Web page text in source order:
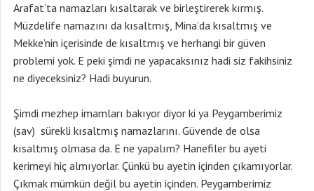
Arafat’ta namazları kısaltarak ve birleştirerek kırmış.
Müzdelife namazını da kısaltmış, Mina’da kısaltmış ve
Mekke’nin içerisinde de kısaltmış ve herhangi bir güven
problemi yok. E peki şimdi ne yapacaksınız hadi siz fakihsiniz
ne diyeceksiniz? Hadi buyurun.
Şimdi mezhep imamları bakıyor diyor ki ya Peygamberimiz
(sav) sürekli kısaltmış namazlarını. Güvende de olsa
kısaltmış olmasa da. E ne yapalım? Hanefiler bu ayeti
kerimeyi hiç almıyorlar. Çünkü bu ayetin içinden çıkamıyorlar.
Çıkmak mümkün değil bu ayetin içinden. Peygamberimiz